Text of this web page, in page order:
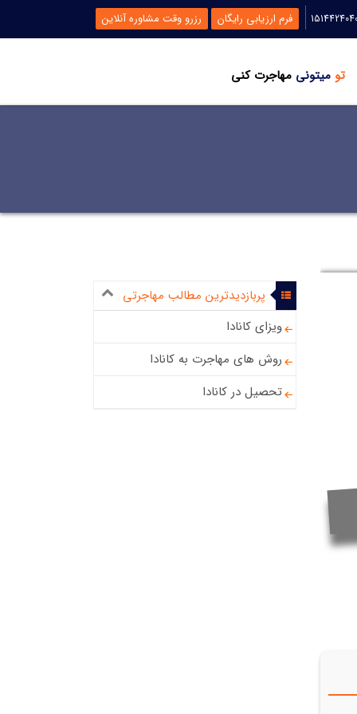
فرم ارزیابی رایگان رزرو وقت مشاوره آنلاین
تو میتونی مهاجرت کنی
پربازدیدترین مطالب مهاجرتی
ویزای کانادا
روش های مهاجرت به کانادا
تحصیل در کانادا